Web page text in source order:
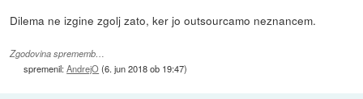
Dilema ne izgine zgolj zato, ker jo outsourcamo neznancem.
Zgodovina sprememb…
spremenil:AndrejO(6. jun 2018 ob 19:47)